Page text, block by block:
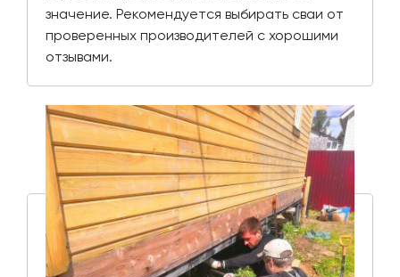
значение. Рекомендуется выбирать сваи от
проверенных производителей с хорошими
отзывами.